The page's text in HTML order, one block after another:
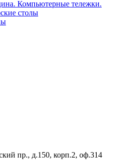
Компьютерные тележки.
столы
пр., д.150, корп.2, оф.314